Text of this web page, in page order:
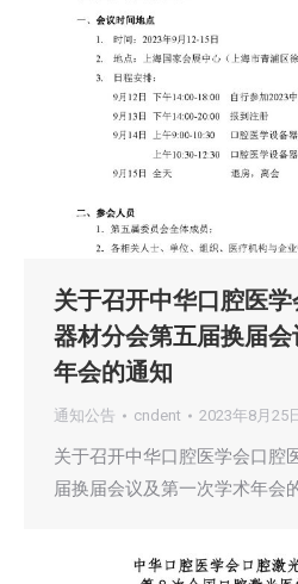
关于召开中华口腔医
器材分会第五届换届
年会的通知
通知公告 cndent 2023年8月25
关于召开中华口腔医学会口腔
届换届会议及第一次学术年会